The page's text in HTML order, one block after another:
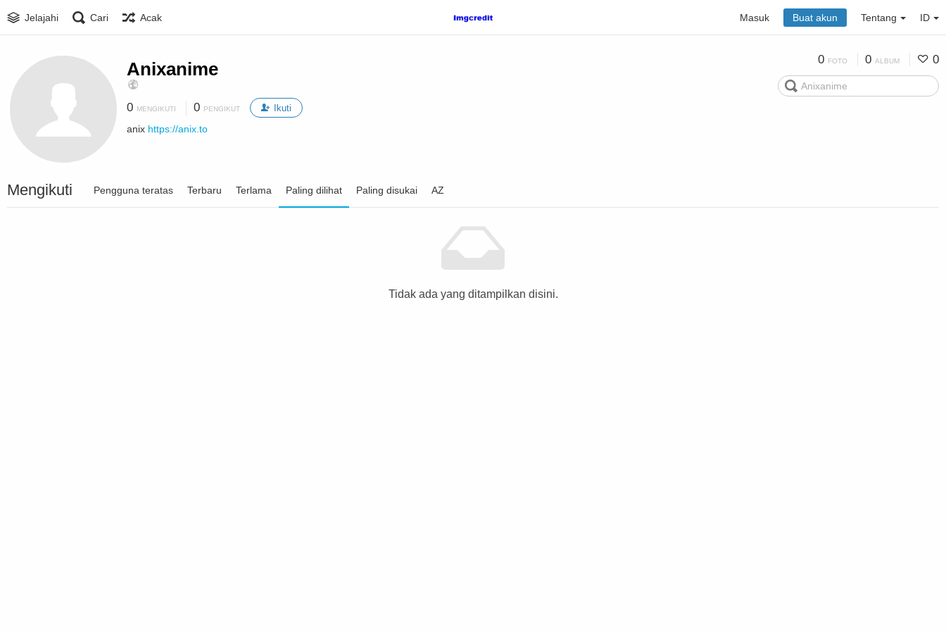
Jelajahi Cari Acak Masuk Buat akun Tentang ID
Anixanime
0 MENGIKUTI 0 PENGIKUT Ikuti
anix https://anix.to
0 FOTO 0 ALBUM 0
Mengikuti Pengguna teratas Terbaru Terlama Paling dilihat Paling disukai AZ
Tidak ada yang ditampilkan disini.